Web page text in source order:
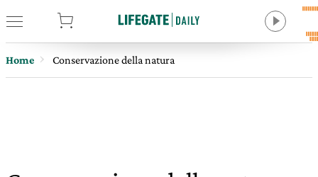
Home Conservazione della natura